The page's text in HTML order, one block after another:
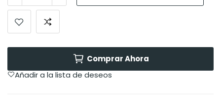
Comprar Ahora
Añadir a la lista de deseos